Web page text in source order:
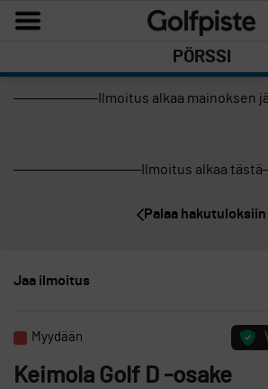
PÖRSSI
Ilmoitus alkaa mainoksen
Ilmoitus alkaa tästä
Palaa hakutuloksiin
Jaa ilmoitus
Myydään
Keimola Golf D -osake